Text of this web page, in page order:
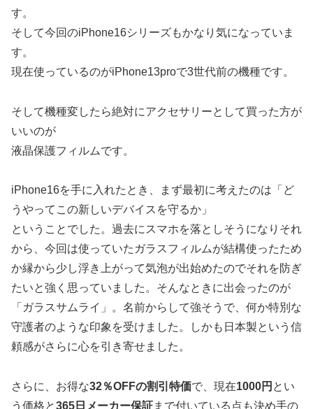
す。
そして今回のiPhone16シリーズもかなり気になっていま
す。
現在使っているのがiPhone13proで3世代前の機種です。
そして機種変したら絶対にアクセサリーとして買った方が
いいのが
液晶保護フィルムです。
iPhone16を手に入れたとき、まず最初に考えたのは「ど
うやってこの新しいデバイスを守るか」
ということでした。過去にスマホを落としそうになりそれ
から、今回は使っていたガラスフィルムが結構使ったため
か縁から少し浮き上がって気泡が出始めたのでそれを防ぎ
たいと強く思っていました。そんなときに出会ったのが
「ガラスサムライ」。名前からして強そうで、何か特別な
守護者のような印象を受けました。しかも日本製という信
頼感がさらに心を引き寄せました。
さらに、お得な32％OFFの割引特価で、現在1000円 とい
う価格と365日メーカー保証まで付いている点も決め手の